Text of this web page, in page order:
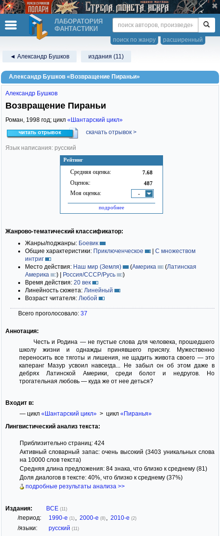
ЛАБОРАТОРИЯ
ФАНТАСТИКИ
расширенный
поиск по жанру
◄ Александр Бушков издания (11)
Александр Бушков «Возвращение Пираньи»
Рейтинг
Средняя оценка: 7.68
Оценок: 487
Моя оценка: -
подробнее
Александр Бушков
Возвращение Пираньи
Роман, 1998 год; цикл «Шантарский цикл»
читать отрывок скачать отрывок >
Язык написания: русский
Жанрово-тематический классификатор:
Жанры/поджанры: Боевик
Общие характеристики: Приключенческое | С множеством
интриг
Место действия: Наш мир (Земля) (Америка (Латинская
Америка
) | Россия/СССР/Русь
)
Время действия: 20 век
Линейность сюжета: Линейный
Возраст читателя: Любой
Всего проголосовало: 37
Аннотация:
Честь и Родина — не пустые слова для человека, прошедшего
школу жизни и однажды принявшего присягу. Мужественно
переносить все тяготы и лишения, не щадить живота своего — это
каперанг Мазур усвоил навсегда... Не забыл он об этом даже в
дебрях Латинской Америки, среди болот и недругов. Но
трогательная любовь — куда же от нее деться?
Входит в:
— цикл «Шантарский цикл»> цикл «Пиранья»
Лингвистический анализ текста:
Приблизительно страниц: 424
Активный словарный запас: очень высокий (3403 уникальных слова
на 10000 слов текста)
Средняя длина предложения: 84 знака, что близко к среднему (81)
Доля диалогов в тексте: 40%, что близко к среднему (37%)
подробные результаты анализа >>
Издания: ВСЕ (11)
/период: 1990-е (1) 2000-е (8) 2010-е (2)
/языки: русский (11)